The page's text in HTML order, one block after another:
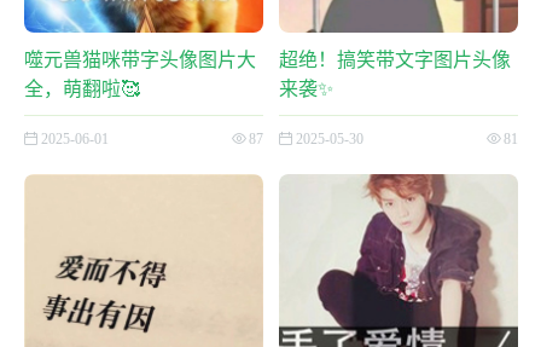
噬元兽猫咪带字头像图片大
全，萌翻啦🥰
2025-06-01 87
超绝！搞笑带文字图片头像
来袭✨
2025-05-30 81